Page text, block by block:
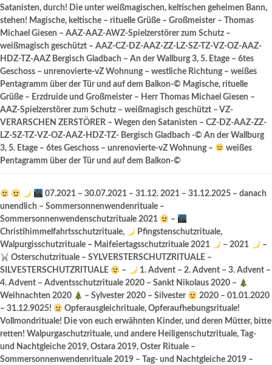
Satanisten, durch! Die unter weißmagischen, keltischen geheimen Bann,
stehen! Magische, keltische – rituelle Grüße – Großmeister – Thomas
Michael Giesen – AAZ-AAZ-AWZ-Spielzerstörer zum Schutz –
weißmagisch geschützt – AAZ-CZ-DZ-AAZ-ZZ-LZ-SZ-TZ-VZ-OZ-AAZ-
HDZ-TZ-AAZ Bergisch Gladbach – An der Wallburg 3, 5. Etage – 6tes
Geschoss – unrenovierte-vZ Wohnung – westliche Richtung – weißes
Pentagramm über der Tür und auf dem Balkon-© Magische, rituelle
Grüße – Erzdruide und Großmeister – Herr Thomas Michael Giesen –
AAZ-Spielzerstörer zum Schutz – weißmagisch geschützt – VZ-
VERARSCHEN ZERSTÖRER – Wegen den Satanisten – CZ-DZ-AAZ-ZZ-
LZ-SZ-TZ-VZ-OZ-AAZ-HDZ-TZ- Bergisch Gladbach -© An der Wallburg
3, 5. Etage – 6tes Geschoss – unrenovierte-vZ Wohnung –
weißes
Pentagramm über der Tür und auf dem Balkon-©
07.2021 – 30.07.2021 – 31.12. 2021 – 31.12.2025 – danach
unendlich – Sommersonnenwendenrituale –
Sommersonnenwendenschutzrituale 2021
–
Christihimmelfahrtsschutzrituale,
Pfingstenschutzrituale,
Walpurgisschutzrituale – Maifeiertagsschutzrituale 2021
– 2021
–
Osterschutzrituale – SYLVERSTERSCHUTZRITUALE –
SILVESTERSCHUTZRITUALE
–
1. Advent – 2. Advent – 3. Advent –
4. Advent – Adventsschutzrituale 2020 – Sankt Nikolaus 2020 –
Weihnachten 2020
– Sylvester 2020 – Silvester
2020 – 01.01.2020
– 31.12.9025!
Opferausgleichrituale, Opferaufhebungsrituale!
Vollmondrituale! Die von euch erwähnten Kinder, und deren Mütter, bitte
retten! Walpurgaschutzrituale, und andere Heiligenschutzrituale, Tag-
und Nachtgleiche 2019, Ostara 2019, Oster Rituale –
Sommersonnenwendenrituale 2019 – Tag- und Nachtgleiche 2019 –